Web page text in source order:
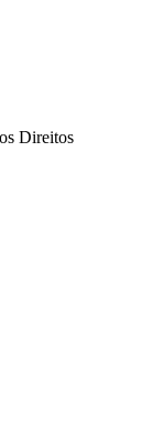
Direitos